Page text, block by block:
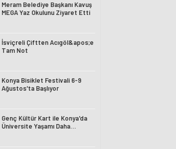
Meram Belediye Başkanı Kavuş
MEGA Yaz Okulunu Ziyaret Etti
İsviçreli Çiftten Acıgöl&apos;e
Tam Not
Konya Bisiklet Festivali 6-9
Ağustos'ta Başlıyor
Genç Kültür Kart ile Konya'da
Üniversite Yaşamı Daha